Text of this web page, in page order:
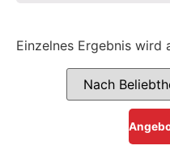
Einzelnes Ergebnis wird